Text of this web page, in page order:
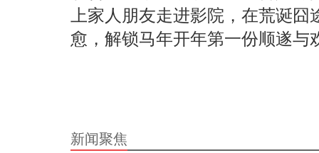
上家人朋友走进影院，在荒诞
愈，解锁马年开年第一份顺遂与
新闻聚焦